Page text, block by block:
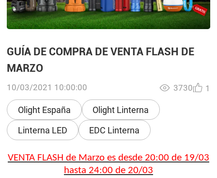
GUÍA DE COMPRA DE VENTA FLASH DE
MARZO
10/03/2021 10:00:00
Olight España
Olight Linterna
Linterna LED
EDC Linterna
3730 1
VENTA FLASH de Marzo es desde 20:00 de 19/03
hasta 24:00 de 20/03